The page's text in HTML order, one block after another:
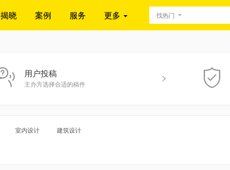
揭晓 案例 服务 更多 找热门
用户投稿
主办方选择合适的稿件
>
室内设计 建筑设计